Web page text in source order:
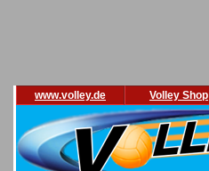
www.volley.de Volley Shop